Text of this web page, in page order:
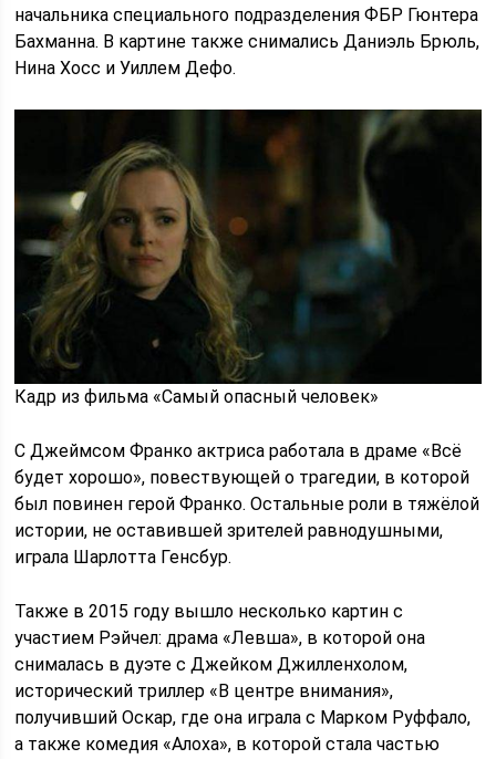
начальника специального подразделения ФБР Гюнтера
Бахманна. В картине также снимались Даниэль Брюль,
Нина Хосс и Уиллем Дефо.
Кадр из фильма «Самый опасный человек»
С Джеймсом Франко актриса работала в драме «Всё
будет хорошо», повествующей о трагедии, в которой
был повинен герой Франко. Остальные роли в тяжёлой
истории, не оставившей зрителей равнодушными,
играла Шарлотта Генсбур.
Также в 2015 году вышло несколько картин с
участием Рэйчел: драма «Левша», в которой она
снималась в дуэте с Джейком Джилленхолом,
исторический триллер «В центре внимания»,
получивший Оскар, где она играла с Марком Руффало,
а также комедия «Алоха», в которой стала частью